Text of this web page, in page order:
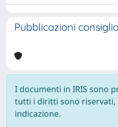
Pubblicazioni
I documenti in IRIS sono
tutti i diritti sono riservati,
indicazione.